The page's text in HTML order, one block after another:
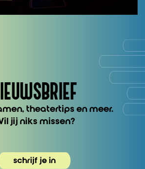
theatertips en meer.
jij niks missen?
schrijf je in